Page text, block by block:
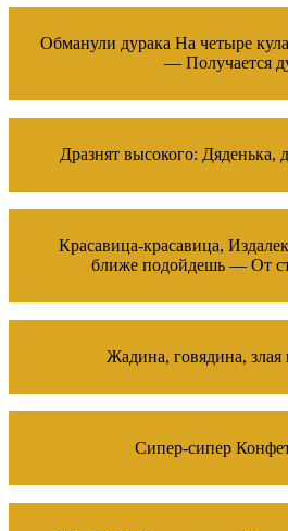
Обманули дурака На четыре
— Получается
Дразнят высокого: Дяденька,
Красавица-красавица,
ближе подойдешь — От
Жадина, говядина,
Сипер-сипер